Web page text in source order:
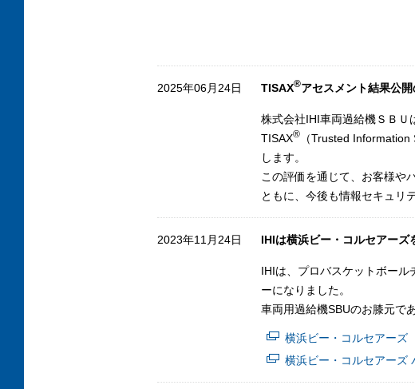
2025年06月24日 TISAX®アセスメント結果公
株式会社IHI車両過給機ＳＢＵ
TISAX®
（Trusted
します。
この評価を通じて、お客様や
ともに、今後も情報セキュリ
2023年11月24日 IHIは横浜ビー・コルセアーズ
IHIは、プロバスケットボー
ーになりました。
車両用過給機SBUのお膝元で
横浜ビー・コルセアーズ
横浜ビー・コルセアーズ